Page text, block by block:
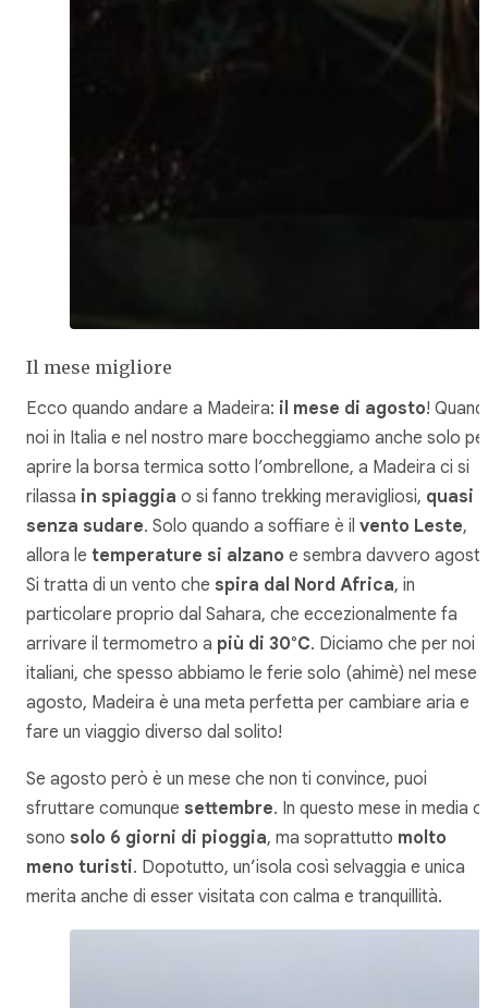
Il mese migliore
Ecco quando andare a Madeira: il mese di agosto!
noi in Italia e nel nostro mare boccheggiamo anche solo
aprire la borsa termica sotto l’ombrellone, a Madeira ci si
rilassa in spiaggia o si fanno trekking meravigliosi, quasi
senza sudare. Solo quando a soffiare è il vento Leste,
allora le temperature si alzano e sembra davvero
Si tratta di un vento che spira dal Nord Africa, in
particolare proprio dal Sahara, che eccezionalmente fa
arrivare il termometro a più di 30°C. Diciamo che per noi
italiani, che spesso abbiamo le ferie solo (ahimè) nel mese
agosto, Madeira è una meta perfetta per cambiare aria e
fare un viaggio diverso dal solito!
Se agosto però è un mese che non ti convince, puoi
sfruttare comunque settembre. In questo mese in media ci
sono solo 6 giorni di pioggia, ma soprattutto molto
meno turisti. Dopotutto, un’isola così selvaggia e unica
merita anche di esser visitata con calma e tranquillità.